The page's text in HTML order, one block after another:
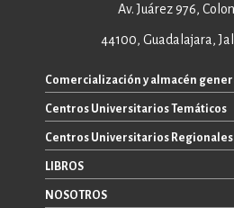
Av. Juárez 976,
44100, Guadalajara,
Comercialización y almacén
+52 33 3640 6326
+52 33 3640 4595
ventas@editorial.udg.mx
WhatsApp: +52 33 1433 6869
Centros Universitarios Temáticos
CUAAD
CUCEA
Centros Universitarios Regionales
CUALTOS
CUCHAPALA
LIBROS
TODOS LOS LIBROS
NOSOTROS